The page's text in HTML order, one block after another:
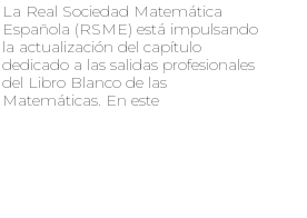
La Real Sociedad Matemática
Española (RSME) está impulsando
la actualización del capítulo
dedicado a las salidas profesionales
del Libro Blanco de las
Matemáticas. En este